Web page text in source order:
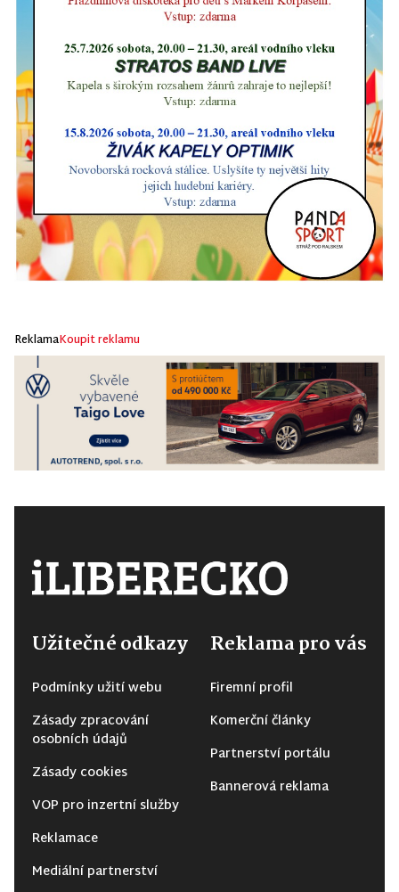
ReklamaKoupit reklamu
Užitečné odkazy
Podmínky užití webu
Zásady zpracování
osobních údajů
Zásady cookies
VOP pro inzertní služby
Reklamace
Mediální partnerství
Reklama pro vás
Firemní profil
Komerční články
Partnerství portálu
Bannerová reklama